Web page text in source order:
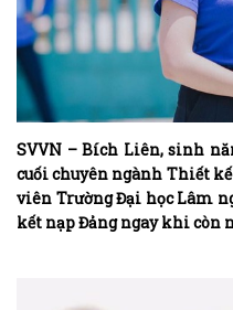
SVVN – Bích Liên, sinh
cuối chuyên ngành Thiết
viên Trường Đại học Lâm
kết nạp Đảng ngay khi còn